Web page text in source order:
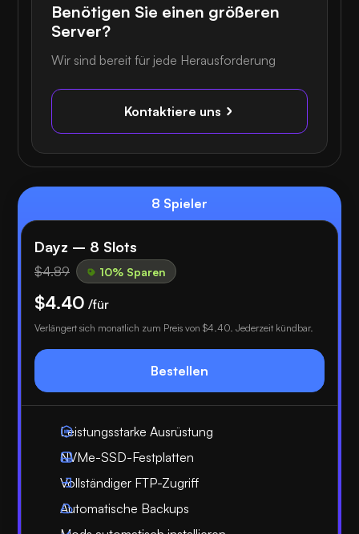
Benötigen Sie einen größeren
Server?
Wir sind bereit für jede Herausforderung
Kontaktiere uns
8 Spieler
Dayz – 8 Slots
$4.89 10% Sparen
$4.40 /für
Verlängert sich monatlich zum Preis von $4.40 . Jederzeit kündbar.
Bestellen
Leistungsstarke Ausrüstung
NVMe-SSD-Festplatten
Vollständiger FTP-Zugriff
Automatische Backups